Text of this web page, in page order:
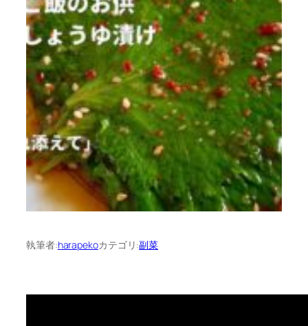
執筆者:harapekoカテゴリ:副菜